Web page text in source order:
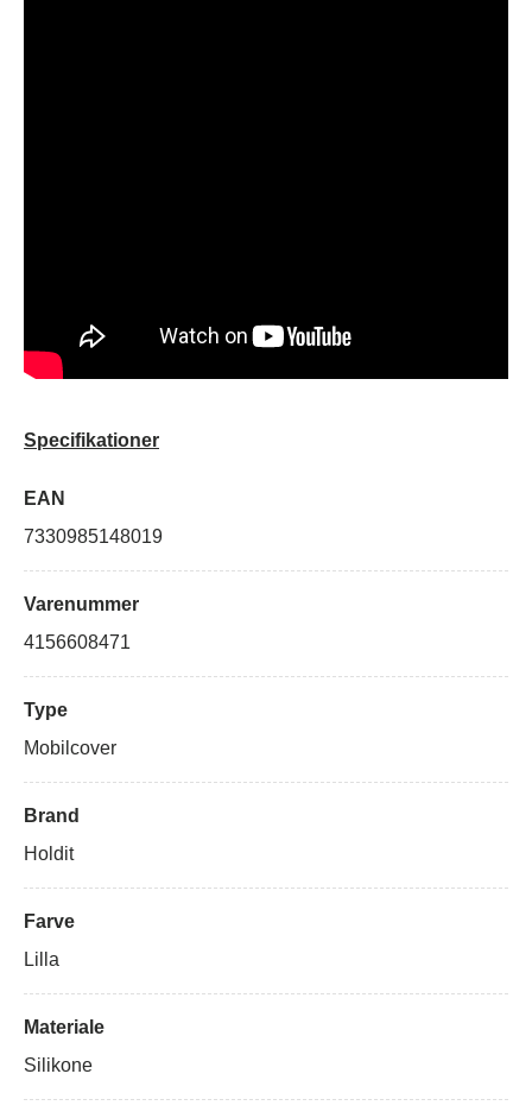
Specifikationer
EAN
7330985148019
Varenummer
4156608471
Type
Mobilcover
Brand
Holdit
Farve
Lilla
Materiale
Silikone